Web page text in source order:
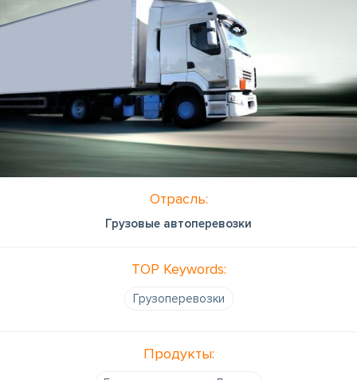
Отрасль:
Грузовые автоперевозки
TOP Keywords:
Грузоперевозки
Продукты: